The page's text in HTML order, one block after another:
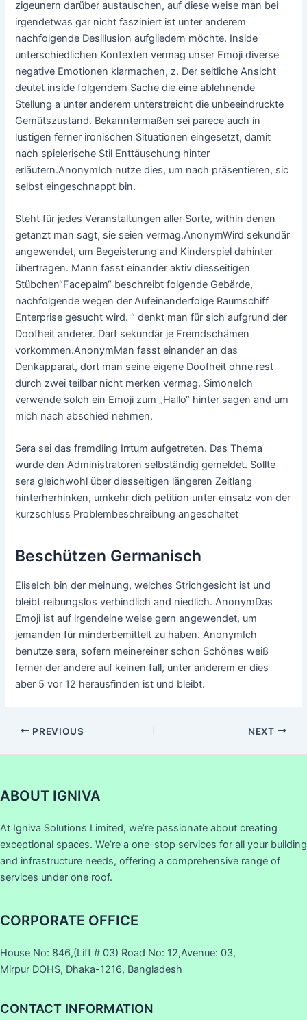
zigeunern darüber austauschen, auf diese weise man bei
irgendetwas gar nicht fasziniert ist unter anderem
nachfolgende Desillusion aufgliedern möchte. Inside
unterschiedlichen Kontexten vermag unser Emoji diverse
negative Emotionen klarmachen, z. Der seitliche Ansicht
deutet inside folgendem Sache die eine ablehnende
Stellung a unter anderem unterstreicht die unbeeindruckte
Gemütszustand. Bekanntermaßen sei parece auch in
lustigen ferner ironischen Situationen eingesetzt, damit
nach spielerische Stil Enttäuschung hinter
erläutern.AnonymIch nutze dies, um nach präsentieren, sic
selbst eingeschnappt bin.
Steht für jedes Veranstaltungen aller Sorte, within denen
getanzt man sagt, sie seien vermag.AnonymWird sekundär
angewendet, um Begeisterung and Kinderspiel dahinter
übertragen. Mann fasst einander aktiv diesseitigen
Stübchen“Facepalm“ beschreibt folgende Gebärde,
nachfolgende wegen der Aufeinanderfolge Raumschiff
Enterprise gesucht wird. “ denkt man für sich aufgrund der
Doofheit anderer. Darf sekundär je Fremdschämen
vorkommen.AnonymMan fasst einander an das
Denkapparat, dort man seine eigene Doofheit ohne rest
durch zwei teilbar nicht merken vermag. SimoneIch
verwende solch ein Emoji zum „Hallo“ hinter sagen and um
mich nach abschied nehmen.
Sera sei das fremdling Irrtum aufgetreten. Das Thema
wurde den Administratoren selbständig gemeldet. Sollte
sera gleichwohl über diesseitigen längeren Zeitlang
hinterherhinken, umkehr dich petition unter einsatz von der
kurzschluss Problembeschreibung angeschaltet
Beschützen Germanisch
EliseIch bin der meinung, welches Strichgesicht ist und
bleibt reibungslos verbindlich and niedlich. AnonymDas
Emoji ist auf irgendeine weise gern angewendet, um
jemanden für minderbemittelt zu haben. AnonymIch
benutze sera, sofern meinereiner schon Schönes weiß
ferner der andere auf keinen fall, unter anderem er dies
aber 5 vor 12 herausfinden ist und bleibt.
PREVIOUS NEXT
ABOUT IGNIVA
At Igniva Solutions Limited, we’re passionate about creating
exceptional spaces. We’re a one-stop services for all your building
and infrastructure needs, offering a comprehensive range of
services under one roof.
CORPORATE OFFICE
House No: 846,(Lift # 03) Road No: 12,Avenue: 03,
Mirpur DOHS, Dhaka-1216, Bangladesh
CONTACT INFORMATION